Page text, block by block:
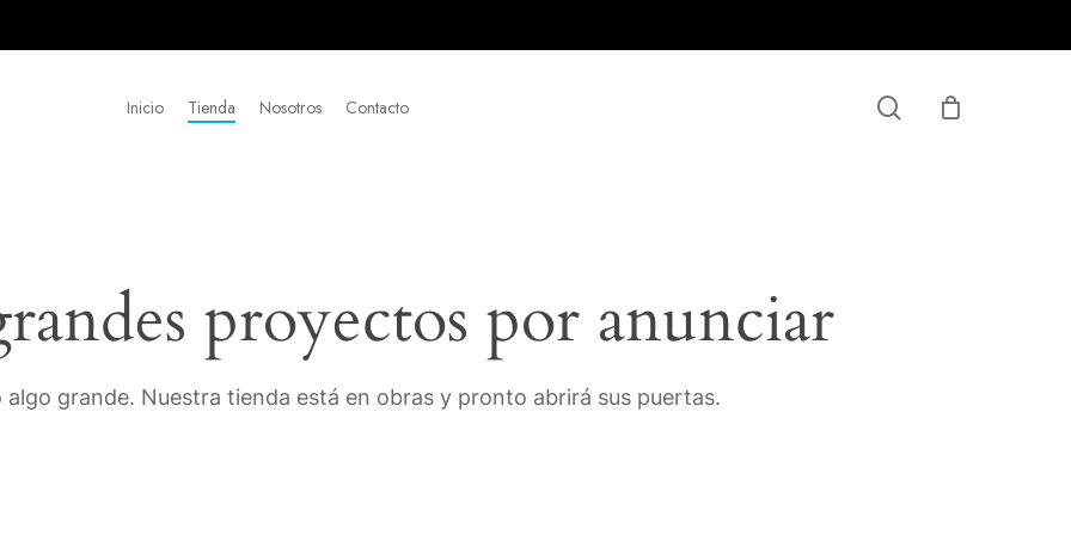
Inicio Tienda Nosotros Contacto search
proyectos por anunciar
algo grande. Nuestra tienda está en obras y pronto abrirá sus puertas.